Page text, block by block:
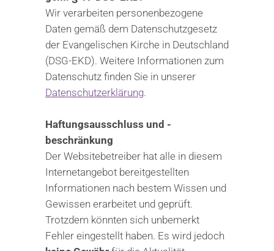
Wir verarbeiten personenbezogene
Daten gemäß dem Datenschutzgesetz
der Evangelischen Kirche in Deutschland
(DSG-EKD). Weitere Informationen zum
Datenschutz finden Sie in unserer
Datenschutzerklärung.
Haftungsausschluss und -
beschränkung
Der Websitebetreiber hat alle in diesem
Internetangebot bereitgestellten
Informationen nach bestem Wissen und
Gewissen erarbeitet und geprüft.
Trotzdem könnten sich unbemerkt
Fehler eingestellt haben. Es wird jedoch